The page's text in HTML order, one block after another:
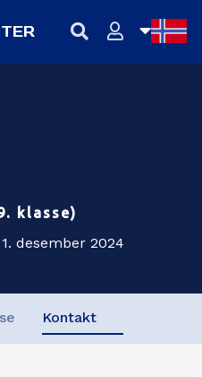
klasse)
desember 2024
Kontakt